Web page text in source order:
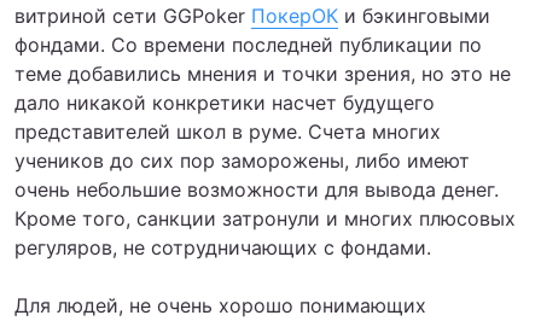
витриной сети GGPoker ПокерОК и бэкинговыми
фондами. Со времени последней публикации по
теме добавились мнения и точки зрения, но это не
дало никакой конкретики насчет будущего
представителей школ в руме. Счета многих
учеников до сих пор заморожены, либо имеют
очень небольшие возможности для вывода денег.
Кроме того, санкции затронули и многих плюсовых
регуляров, не сотрудничающих с фондами.
Для людей, не очень хорошо понимающих